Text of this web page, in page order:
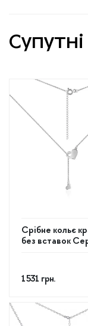
Срібне кольє
без вставок
1 531 грн.